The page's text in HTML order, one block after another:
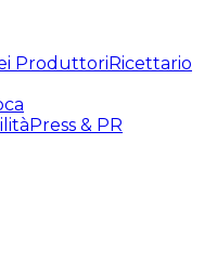
ProduttoriRicettario
Press & PR